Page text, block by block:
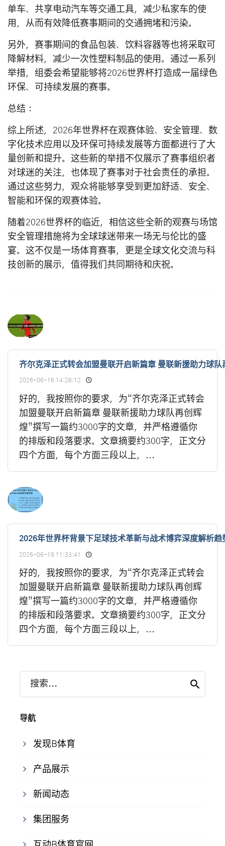
单车、共享电动汽车等交通工具，减少私家车的使
用，从而有效降低赛事期间的交通拥堵和污染。
另外，赛事期间的食品包装、饮料容器等也将采取可
降解材料，减少一次性塑料制品的使用。通过一系列
举措，组委会希望能够将2026世界杯打造成一届绿色
环保、可持续发展的赛事。
总结：
综上所述，2026年世界杯在观赛体验、安全管理、数
字化技术应用以及环保可持续发展等方面都进行了大
量创新和提升。这些新的举措不仅展示了赛事组织者
对球迷的关注，也体现了赛事对于社会责任的承担。
通过这些努力，观众将能够享受到更加舒适、安全、
智能和环保的观赛体验。
随着2026世界杯的临近，相信这些全新的观赛与场馆
安全管理措施将为全球球迷带来一场无与伦比的盛
宴。这不仅是一场体育赛事，更是全球文化交流与科
技创新的展示，值得我们共同期待和庆祝。
齐尔克泽正式转会加盟曼联开启新篇章 曼联新援助力球队
2026-06-16 14:28:12
好的，我按照你的要求，为“齐尔克泽正式转会
加盟曼联开启新篇章 曼联新援助力球队再创辉
煌”撰写一篇约3000字的文章，并严格遵循你
的排版和段落要求。文章摘要约300字，正文分
四个方面，每个方面三段以上，...
2026年世界杯背景下足球技术革新与战术博弈深度解析趋
2026-06-19 11:33:41
好的，我按照你的要求，为“齐尔克泽正式转会
加盟曼联开启新篇章 曼联新援助力球队再创辉
煌”撰写一篇约3000字的文章，并严格遵循你
的排版和段落要求。文章摘要约300字，正文分
四个方面，每个方面三段以上，...
搜索...
导航
发现B体育
产品展示
新闻动态
集团服务